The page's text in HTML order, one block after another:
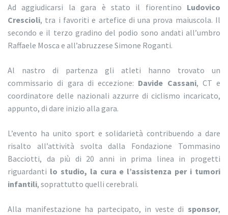
Ad aggiudicarsi la gara è stato il fiorentino Ludovico
Crescioli, tra i favoriti e artefice di una prova maiuscola. Il
secondo e il terzo gradino del podio sono andati all’umbro
Raffaele Mosca e all’abruzzese Simone Roganti.
Al nastro di partenza gli atleti hanno trovato un
commissario di gara di eccezione: Davide Cassani, CT e
coordinatore delle nazionali azzurre di ciclismo incaricato,
appunto, di dare inizio alla gara.
L’evento ha unito sport e solidarietà contribuendo a dare
risalto all’attività svolta dalla Fondazione Tommasino
Bacciotti, da più di 20 anni in prima linea in progetti
riguardanti lo studio, la cura e l’assistenza per i tumori
infantili, soprattutto quelli cerebrali.
Alla manifestazione ha partecipato, in veste di sponsor,